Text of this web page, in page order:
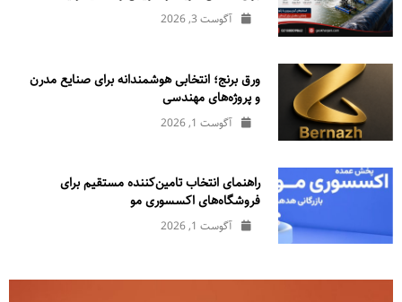
آگوست 3, 2026
ورق برنج؛ انتخابی هوشمندانه برای صنایع مدرن
و پروژه‌های مهندسی
آگوست 1, 2026
راهنمای انتخاب تامین‌کننده مستقیم برای
فروشگاه‌های اکسسوری مو
آگوست 1, 2026